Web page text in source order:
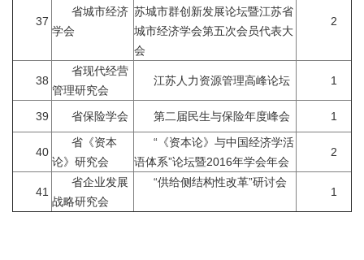
37
省城市经济
学会
苏城市群创新发展论坛暨江苏省
城市经济学会第五次会员代表大
会
2
38
省现代经营
管理研究会
江苏人力资源管理高峰论坛 1
39 省保险学会 第二届民生与保险年度峰会 1
40
省《资本
论》研究会
“《资本论》与中国经济学活
语体系”论坛暨2016年学会年会
2
41
省企业发展
战略研究会
“供给侧结构性改革”研讨会
1